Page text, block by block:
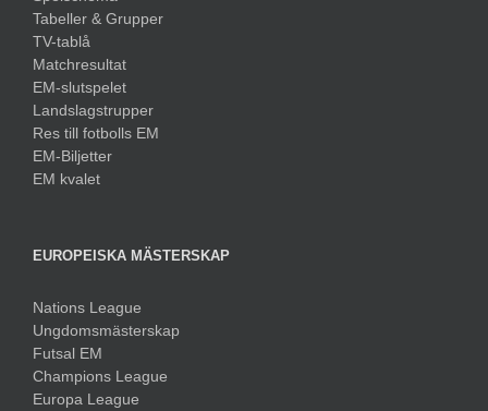
Tabeller & Grupper
TV-tablå
Matchresultat
EM-slutspelet
Landslagstrupper
Res till fotbolls EM
EM-Biljetter
EM kvalet
EUROPEISKA MÄSTERSKAP
Nations League
Ungdomsmästerskap
Futsal EM
Champions League
Europa League